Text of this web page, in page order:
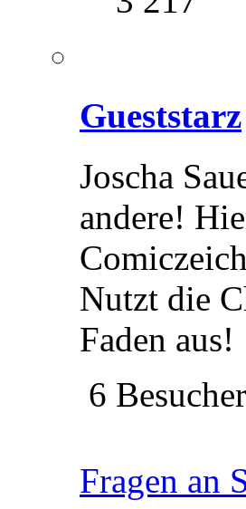
Gueststarz
Joscha
andere!
Nutzt die
Faden aus!
6 Besucher
Fragen an